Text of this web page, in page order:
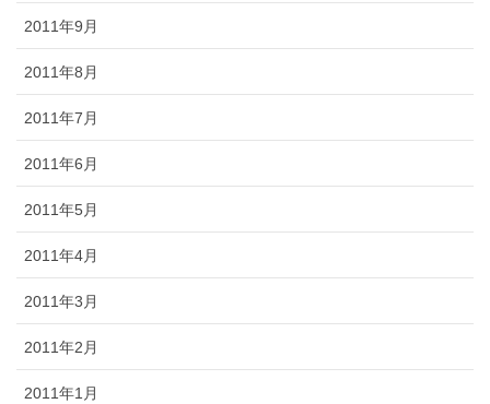
2011年9月
2011年8月
2011年7月
2011年6月
2011年5月
2011年4月
2011年3月
2011年2月
2011年1月